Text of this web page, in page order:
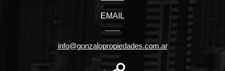
EMAIL
info@gonzalopropiedades.com.ar